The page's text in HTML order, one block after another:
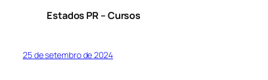
Estados PR – Cursos
25 de setembro de 2024